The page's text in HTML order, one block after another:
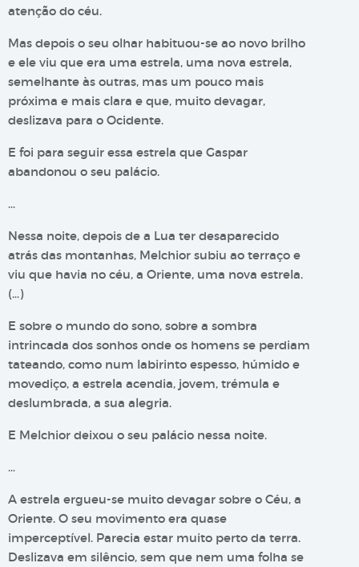
atenção do céu.
Mas depois o seu olhar habituou-se ao novo brilho
e ele viu que era uma estrela, uma nova estrela,
semelhante às outras, mas um pouco mais
próxima e mais clara e que, muito devagar,
deslizava para o Ocidente.
E foi para seguir essa estrela que Gaspar
abandonou o seu palácio.
…
Nessa noite, depois de a Lua ter desaparecido
atrás das montanhas, Melchior subiu ao terraço e
viu que havia no céu, a Oriente, uma nova estrela.
(…)
E sobre o mundo do sono, sobre a sombra
intrincada dos sonhos onde os homens se perdiam
tateando, como num labirinto espesso, húmido e
movediço, a estrela acendia, jovem, trémula e
deslumbrada, a sua alegria.
E Melchior deixou o seu palácio nessa noite.
…
A estrela ergueu-se muito devagar sobre o Céu, a
Oriente. O seu movimento era quase
imperceptível. Parecia estar muito perto da terra.
Deslizava em silêncio, sem que nem uma folha se